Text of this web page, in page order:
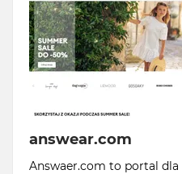
answear.com
Answaer.com to portal